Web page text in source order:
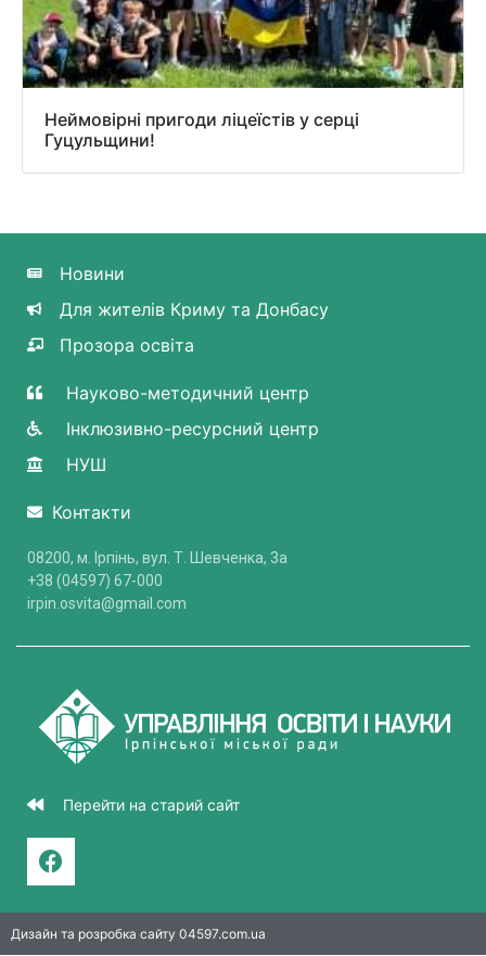
Неймовірні пригоди ліцеїстів у серці
Гуцульщини!
Новини
Для жителів Криму та Донбасу
Прозора освіта
Науково-методичний центр
Інклюзивно-ресурсний центр
НУШ
Контакти
08200, м. Ірпінь, вул. Т. Шевченка, 3a
+38 (04597) 67-000
irpin.osvita@gmail.com
Перейти на старий сайт
Дизайн та розробка сайту 04597.com.ua